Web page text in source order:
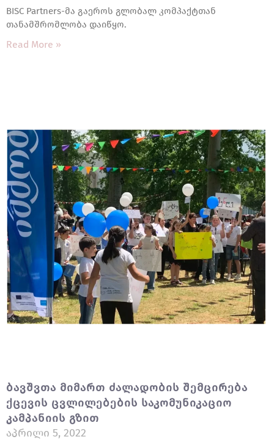
BISC Partners-მა გაეროს გლობალ კომპაქტთან
თანამშრომლობა დაიწყო.
Read More »
Ბავშვთა Მიმართ Ძალადობის Შემცირება
Ქცევის Ცვლილებების Საკომუნიკაციო
Კამპანიის Გზით
Აპრილი 5, 2022